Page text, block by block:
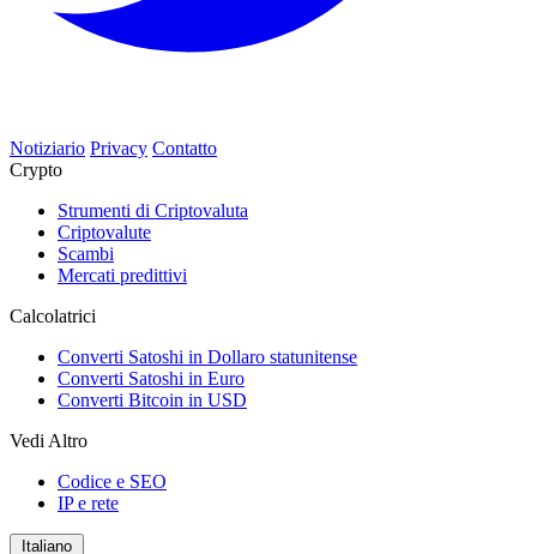
Notiziario Privacy Contatto
Crypto
Strumenti di Criptovaluta
Criptovalute
Scambi
Mercati predittivi
Calcolatrici
Converti Satoshi in Dollaro statunitense
Converti Satoshi in Euro
Converti Bitcoin in USD
Vedi Altro
Codice e SEO
IP e rete